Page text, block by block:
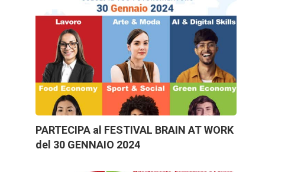
PARTECIPA al FESTIVAL BRAIN AT WORK
del 30 GENNAIO 2024